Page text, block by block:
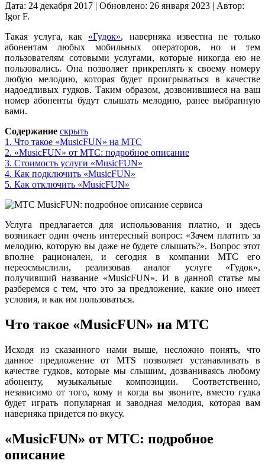
Дата: 24 декабря 2017 | Обновлено: 26 января 2023 | Автор:
Igor F.
Такая услуга, как «Гудок», наверняка известна не только
абонентам любых мобильных операторов, но и тем
пользователям сотовыми услугами, которые никогда ею не
пользовались. Она позволяет прикреплять к своему номеру
любую мелодию, которая будет проигрываться в качестве
надоедливых гудков. Таким образом, дозвонившиеся на ваш
номер абоненты будут слышать мелодию, ранее выбранную
вами.
Содержание скрыть
1. Что такое «MusicFUN» на МТС
2. «MusicFUN» от МТС: подробное описание
3. Стоимость услуги «MusicFUN»
4. Как подключить «MusicFUN»
5. Как отключить «MusicFUN»
Услуга предлагается для использования платно, и здесь
возникает один очень интересный вопрос: «Зачем платить за
мелодию, которую вы даже не будете слышать?». Вопрос этот
вполне рационален, и сегодня в компании МТС его
переосмыслили, реализовав аналог услуге «Гудок»,
получивший название «MusicFUN». И в данной статье мы
разберемся с тем, что это за предложение, какие оно имеет
условия, и как им пользоваться.
Что такое «MusicFUN» на МТС
Исходя из сказанного нами выше, несложно понять, что
данное предложение от MTS позволяет устанавливать в
качестве гудков, которые мы слышим, дозваниваясь любому
абоненту, музыкальные композиции. Соответственно,
независимо от того, кому и когда вы звоните, вместо гудка
будет играть популярная и заводная мелодия, которая вам
наверняка придется по вкусу.
«MusicFUN» от МТС: подробное
описание